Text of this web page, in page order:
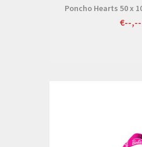
Poncho Hearts 50 x
€--,--